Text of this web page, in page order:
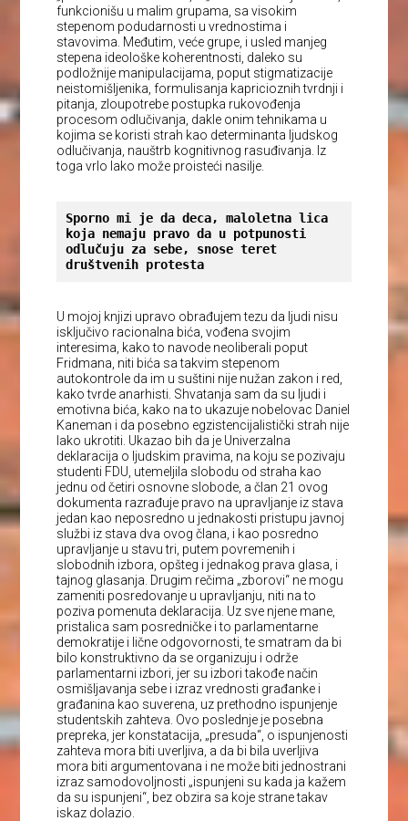
funkcionišu u malim grupama, sa visokim
stepenom podudarnosti u vrednostima i
stavovima. Međutim, veće grupe, i usled manjeg
stepena ideološke koherentnosti, daleko su
podložnije manipulacijama, poput stigmatizacije
neistomišljenika, formulisanja kapricioznih tvrdnji i
pitanja, zloupotrebe postupka rukovođenja
procesom odlučivanja, dakle onim tehnikama u
kojima se koristi strah kao determinanta ljudskog
odlučivanja, nauštrb kognitivnog rasuđivanja. Iz
toga vrlo lako može proisteći nasilje.
Sporno mi je da deca, maloletna lica
koja nemaju pravo da u potpunosti
odlučuju za sebe, snose teret
društvenih protesta
U mojoj knjizi upravo obrađujem tezu da ljudi nisu
isključivo racionalna bića, vođena svojim
interesima, kako to navode neoliberali poput
Fridmana, niti bića sa takvim stepenom
autokontrole da im u suštini nije nužan zakon i red,
kako tvrde anarhisti. Shvatanja sam da su ljudi i
emotivna bića, kako na to ukazuje nobelovac Daniel
Kaneman i da posebno egzistencijalistički strah nije
lako ukrotiti. Ukazao bih da je Univerzalna
deklaracija o ljudskim pravima, na koju se pozivaju
studenti FDU, utemeljila slobodu od straha kao
jednu od četiri osnovne slobode, a član 21 ovog
dokumenta razrađuje pravo na upravljanje iz stava
jedan kao neposredno u jednakosti pristupu javnoj
službi iz stava dva ovog člana, i kao posredno
upravljanje u stavu tri, putem povremenih i
slobodnih izbora, opšteg i jednakog prava glasa, i
tajnog glasanja. Drugim rečima „zborovi“ ne mogu
zameniti posredovanje u upravljanju, niti na to
poziva pomenuta deklaracija . Uz sve njene mane,
pristalica sam posredničke i to parlamentarne
demokratije i lične odgovornosti, te smatram da bi
bilo konstruktivno da se organizuju i održe
parlamentarni izbori, jer su izbori takođe način
osmišljavanja sebe i izraz vrednosti građanke i
građanina kao suverena, uz prethodno ispunjenje
studentskih zahteva. Ovo poslednje je posebna
prepreka, jer konstatacija, „presuda“, o ispunjenosti
zahteva mora biti uverljiva, a da bi bila uverljiva
mora biti argumentovana i ne može biti jednostrani
izraz samodovoljnosti „ispunjeni su kada ja kažem
da su ispunjeni“, bez obzira sa koje strane takav
iskaz dolazio.